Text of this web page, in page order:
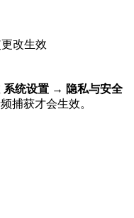
改生效
系统设置 → 隐私与安全
捕获才会生效。